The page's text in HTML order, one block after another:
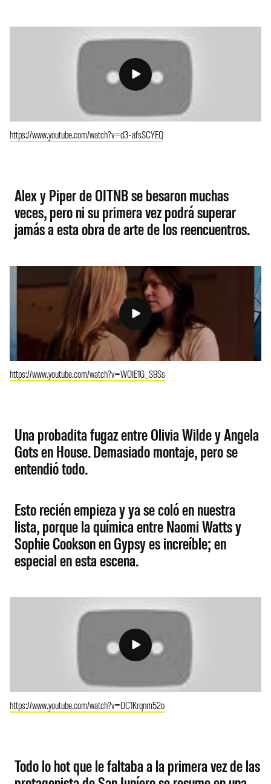
https://www.youtube.com/watch?v=d3-afsSCYEQ
Alex y Piper de OITNB se besaron muchas
veces, pero ni su primera vez podrá superar
jamás a esta obra de arte de los reencuentros.
https://www.youtube.com/watch?v=WOIE1G_S9Ss
Una probadita fugaz entre Olivia Wilde y Angela
Gots en House. Demasiado montaje, pero se
entendió todo.
Esto recién empieza y ya se coló en nuestra
lista, porque la química entre Naomi Watts y
Sophie Cookson en Gypsy es increíble; en
especial en esta escena.
https://www.youtube.com/watch?v=OC1Krqnm52o
Todo lo hot que le faltaba a la primera vez de las